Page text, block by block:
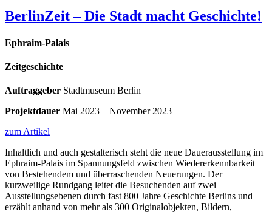
BerlinZeit – Die Stadt macht Geschichte!
Ephraim-Palais
Zeitgeschichte
Auftraggeber Stadtmuseum Berlin
Projektdauer Mai 2023 – November 2023
zum Artikel
Inhaltlich und auch gestalterisch steht die neue Dauerausstellung im
Ephraim-Palais im Spannungsfeld zwischen Wiedererkennbarkeit
von Bestehendem und überraschenden Neuerungen. Der
kurzweilige Rundgang leitet die Besuchenden auf zwei
Ausstellungsebenen durch fast 800 Jahre Geschichte Berlins und
erzählt anhand von mehr als 300 Originalobjekten, Bildern,